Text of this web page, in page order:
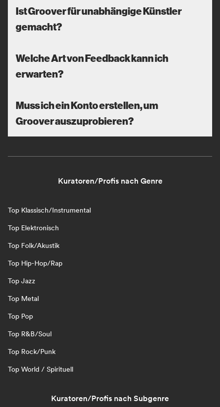
Ist Groover für unabhängige Künstler
gemacht?
Welche Art von Feedback kann ich
erwarten?
Muss ich ein Konto erstellen, um
Groover auszuprobieren?
Kuratoren/Profis nach Genre
Top Klassisch/Instrumental
Top Elektronisch
Top Folk/Akustik
Top Hip-Hop/Rap
Top Jazz
Top Metal
Top Pop
Top R&B/Soul
Top Rock/Punk
Top World / Spirituell
Kuratoren/Profis nach Subgenre